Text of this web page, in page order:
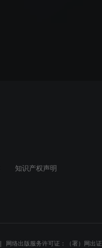
知识产权声明
网络出版服务许可证：（署）网出